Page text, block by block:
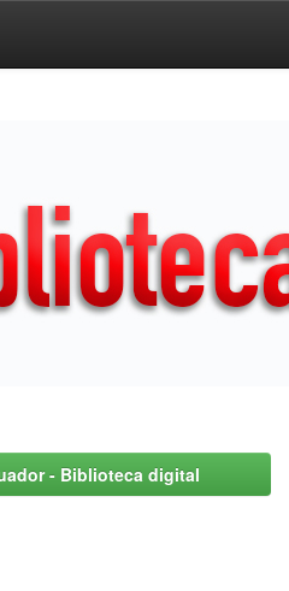
- Biblioteca digital